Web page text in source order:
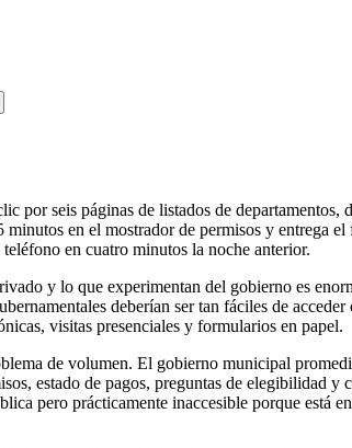
por seis páginas de listados de
en el mostrador de permisos y entrega
en cuatro minutos la noche anterior.
y lo que experimentan del gobierno es
deberían ser tan fáciles de
visitas presenciales y formularios en papel.
de volumen. El gobierno municipal
estado de pagos, preguntas de elegibilidad y
pero prácticamente inaccesible porque está